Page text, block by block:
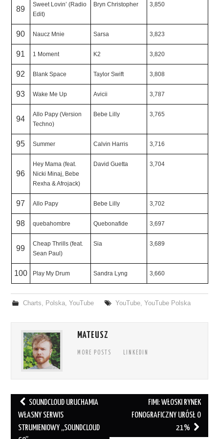
89
Sweet Lovin’ (Radio
Edit)
Bryn Christopher 3,850
90 Naucz Mnie Sarsa 3,823
91 1 Moment K2 3,820
92 Blank Space Taylor Swift 3,808
93 Wake Me Up Avicii 3,787
94
Allo Papy (Version
Techno)
Bebe Lilly 3,765
95 Summer Calvin Harris 3,716
96
Hey Mama (feat.
Nicki Minaj, Bebe
Rexha & Afrojack)
David Guetta 3,704
97 Allo Papy Bebe Lilly 3,702
98 quebahombre Quebonafide 3,697
99
Cheap Thrills (feat.
Sean Paul)
Sia 3,689
100 Play My Drum Sandra Lyng 3,660
Charts, Polska, YouTube YouTube, YouTube Polska
MATEUSZ
MORE POSTS LINKEDIN
Post
navigation
SOUNDCLOUD URUCHAMIA
WŁASNY SERWIS
STRUMIENIOWY „SOUNDCLOUD
FIMI: WŁOSKI RYNEK
FONOGRAFICZNY URÓSŁ O
21%